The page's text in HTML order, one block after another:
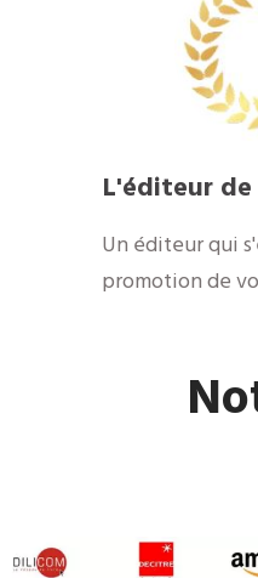
​L'éditeur
​Un éditeur qui
promotion de